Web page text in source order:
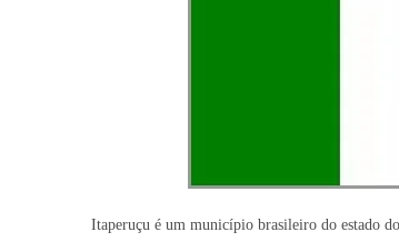
Itaperuçu é um município brasileiro do estado